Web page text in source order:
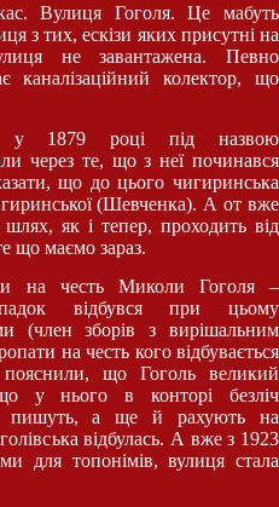
Вулиця Гоголя. Це мабуть
з тих, ескізи яких присутні на
не завантажена. Певно
каналізаційний колектор, що
у 1879 році під назвою
через те, що з неї починався
що до цього чигиринська
(Шевченка). А от вже
як і тепер, проходить від
що маємо зараз.
на честь Миколи Гоголя –
відбувся при цьому
(член зборів з вирішальним
на честь кого відбувається
що Гоголь великий
у нього в конторі безліч
пишуть, а ще й рахують на
відбулась. А вже з 1923
для топонімів, вулиця стала